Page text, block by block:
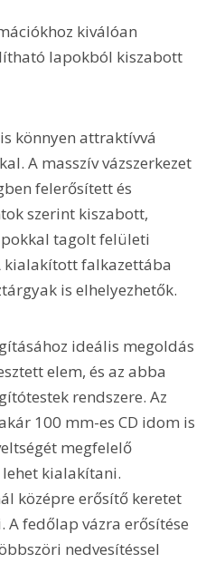
kiválóan
lapokból kiszabott
könnyen attraktívvá
A masszív vázszerkezet
felerősített és
szerint kiszabott,
tagolt felületi
kialakított falkazettába
is elhelyezhetők.
ideális megoldás
elem, és az abba
rendszere. Az
100 mm-es CD idom is
megfelelő
kialakítani.
középre erősítő keretet
fedőlap vázra erősítése
nedvesítéssel